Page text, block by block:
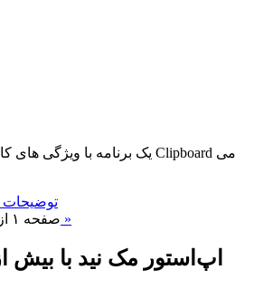
توضیحات +
صفحه ۱ از ۱۸ آخرین »
اپ‌استور مک نید با بیش از ۱۱ هزار